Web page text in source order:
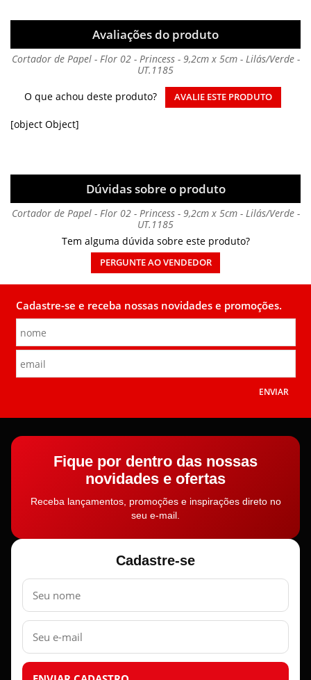
Avaliações do produto
Cortador de Papel - Flor 02 - Princess - 9,2cm x 5cm - Lilás/Verde -
UT.1185
O que achou deste produto?
AVALIE ESTE PRODUTO
[object Object]
Dúvidas sobre o produto
Cortador de Papel - Flor 02 - Princess - 9,2cm x 5cm - Lilás/Verde -
UT.1185
Tem alguma dúvida sobre este produto?
PERGUNTE AO VENDEDOR
Cadastre-se e receba nossas novidades e promoções.
ENVIAR
Fique por dentro das nossas
novidades e ofertas
Receba lançamentos, promoções e inspirações direto no
seu e-mail.
Cadastre-se
Nome
E-
mail